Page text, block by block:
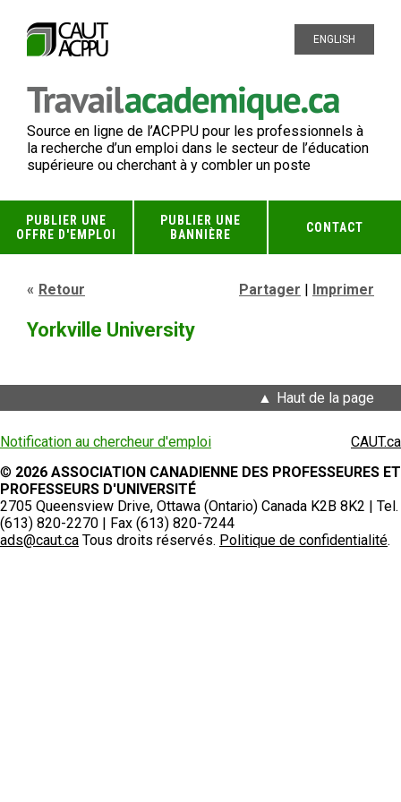
ENGLISH
Source en ligne de l’ACPPU pour les professionnels à
la recherche d’un emploi dans le secteur de l’éducation
supérieure ou cherchant à y combler un poste
PUBLIER UNE
OFFRE D'EMPLOI
PUBLIER UNE
BANNIÈRE
CONTACT
Retour Partager | Imprimer
Yorkville University
Haut de la page
Notification au chercheur d'emploi
CAUT.ca
© 2026 ASSOCIATION CANADIENNE DES PROFESSEURES ET
PROFESSEURS D'UNIVERSITÉ
2705 Queensview Drive, Ottawa (Ontario) Canada K2B 8K2 | Tel.
(613) 820-2270 | Fax (613) 820-7244
ads@caut.ca Tous droits réservés. Politique de confidentialité.